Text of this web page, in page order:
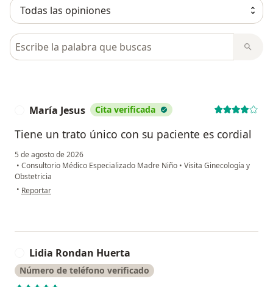
Busca en opiniones
María Jesus Cita verificada
Tiene un trato único con su paciente es cordial
5 de agosto de 2026
• Consultorio Médico Especializado Madre Niño • Visita Ginecología y
Obstetricia
• en opinión del usuario María Jesus
Reportar
Lidia Rondan Huerta
Número de teléfono verificado